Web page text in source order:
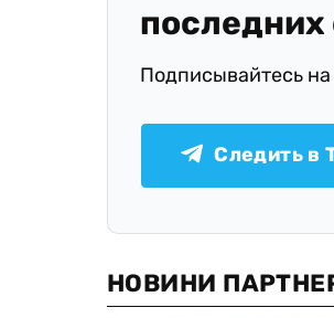
Подписывайтесь
Следить в